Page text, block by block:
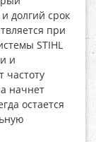
долгий срок
при
STIHL
и
частоту
начнет
остается